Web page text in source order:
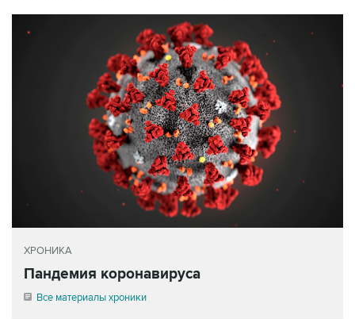
ХРОНИКА
Пандемия коронавируса
Все материалы хроники